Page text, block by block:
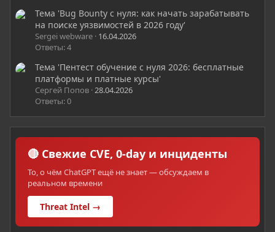
Тема 'Bug Bounty с нуля: как начать зарабатывать
на поиске уязвимостей в 2026 году'
Sergei webware 16.04.2026
Ответы: 4
Тема 'Пентест обучение с нуля 2026: бесплатные
платформы и платные курсы'
Сергей Попов 28.04.2026
Ответы: 0
🔴 Свежие CVE, 0-day и инциденты
То, о чём ChatGPT ещё не знает — обсуждаем в
реальном времени
Threat Intel →